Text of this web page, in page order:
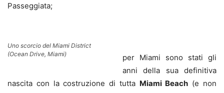
Passeggiata;
Uno scorcio del Miami District
(Ocean Drive, Miami)
per Miami sono stati gli
anni della sua definitiva
nascita con la costruzione di tutta Miami Beach (e non